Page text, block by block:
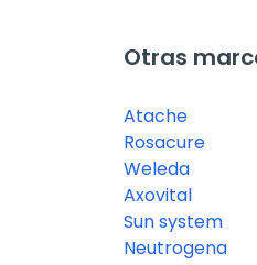
Otras
Atache
Rosacure
Weleda
Axovital
Sun system
Neutrogena